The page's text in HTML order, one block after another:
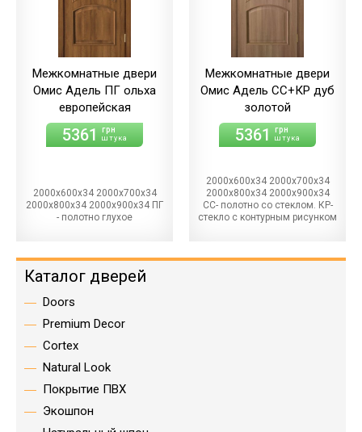
Межкомнатные двери
Омис Адель ПГ ольха
европейская
5361 грн
штука
2000х600х34 2000х700х34
2000х800х34 2000х900х34 ПГ
- полотно глухое
Межкомнатные двери
Омис Адель СС+КР дуб
золотой
5361 грн
штука
2000х600х34 2000х700х34
2000х800х34 2000х900х34
СС- полотно со стеклом. КР-
стекло с контурным рисунком
Каталог дверей
Doors
Premium Decor
Cortex
Natural Look
Покрытие ПВХ
Экошпон